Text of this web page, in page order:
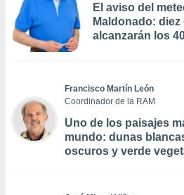
El aviso del
Maldonado:
alcanzarán los
Francisco Martín León
Coordinador de la RAM
Uno de los paisajes
mundo: dunas
oscuros y verde